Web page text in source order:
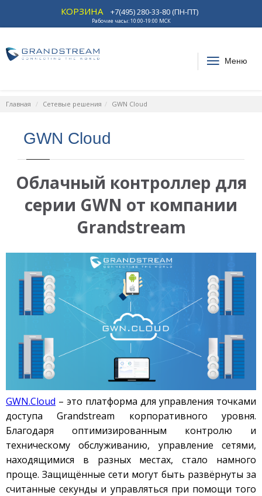
КОРЗИНА +7(495) 280-33-80 (ПН-ПТ)
Рабочие часы: 10:00-19:00 МСК
Меню
Главная Сетевые решения GWN Cloud
GWN Cloud
Облачный контроллер для
серии GWN от компании
Grandstream
GWN.Cloud – это платформа для управления точками
доступа Grandstream корпоративного уровня.
Благодаря оптимизированным контролю и
техническому обслуживанию, управление сетями,
находящимися в разных местах, стало намного
проще. Защищённые сети могут быть развёрнуты за
считанные секунды и управляться при помощи того